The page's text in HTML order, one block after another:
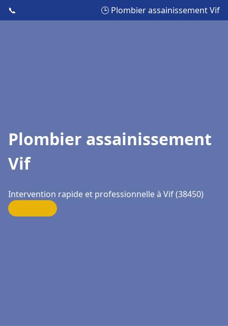
📞 🕒 Plombier assainissement Vif
Plombier assainissement
Vif
Intervention rapide et professionnelle à Vif (38450)